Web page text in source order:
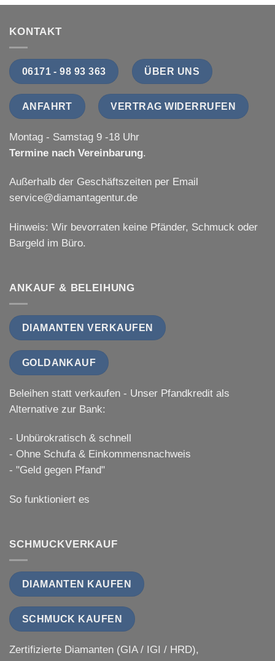
KONTAKT
06171 - 98 93 363 ÜBER UNS
ANFAHRT VERTRAG WIDERRUFEN
Montag - Samstag 9 -18 Uhr
Termine nach Vereinbarung.
Außerhalb der Geschäftszeiten per Email
service@diamantagentur.de
Hinweis: Wir bevorraten keine Pfänder, Schmuck oder
Bargeld im Büro.
ANKAUF & BELEIHUNG
DIAMANTEN VERKAUFEN
GOLDANKAUF
Beleihen statt verkaufen - Unser Pfandkredit als
Alternative zur Bank:
- Unbürokratisch & schnell
- Ohne Schufa & Einkommensnachweis
- "Geld gegen Pfand"
So funktioniert es
SCHMUCKVERKAUF
DIAMANTEN KAUFEN
SCHMUCK KAUFEN
Zertifizierte Diamanten (GIA / IGI / HRD),